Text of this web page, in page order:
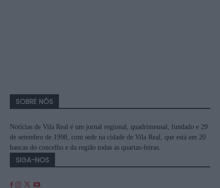
SOBRE NÓS
Notícias de Vila Real é um jornal regional, quadrimensal, fundado e 29
de setembro de 1998, com sede na cidade de Vila Real, que está em 20
bancas do concelho e da região todas as quartas-feiras.
SIGA-NOS